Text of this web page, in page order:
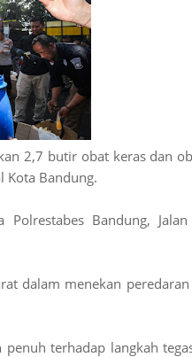
2,7 butir obat keras dan
Kota Bandung.
Bandung,
dalam menekan
terhadap langkah